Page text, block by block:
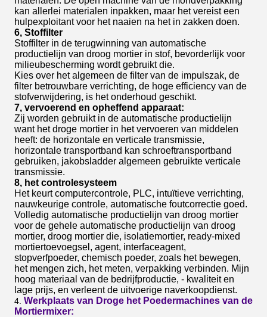
kan allerlei materialen inpakken, maar het vereist een
hulpexploitant voor het naaien na het in zakken doen.
6, Stoffilter
Stoffilter in de terugwinning van automatische
productielijn van droog mortier in stof, bevorderlijk voor
milieubescherming wordt gebruikt die.
Kies over het algemeen de filter van de impulszak, de
filter betrouwbare verrichting, de hoge efficiency van de
stofverwijdering, is het onderhoud geschikt.
7, vervoerend en opheffend apparaat:
Zij worden gebruikt in de automatische productielijn
want het droge mortier in het vervoeren van middelen
heeft: de horizontale en verticale transmissie,
horizontale transportband kan schroeftransportband
gebruiken, jakobsladder algemeen gebruikte verticale
transmissie.
8, het controlesysteem
Het keurt computercontrole, PLC, intuïtieve verrichting,
nauwkeurige controle, automatische foutcorrectie goed.
Volledig automatische productielijn van droog mortier
voor de gehele automatische productielijn van droog
mortier, droog mortier die, isolatiemortier, ready-mixed
mortiertoevoegsel, agent, interfaceagent,
stopverfpoeder, chemisch poeder, zoals het bewegen,
het mengen zich, het meten, verpakking verbinden. Mijn
hoog materiaal van de bedrijfproductie, - kwaliteit en
lage prijs, en verleent de uitvoerige naverkoopdienst.
4. Werkplaats van Droge het Poedermachines van de
Mortiermixer: